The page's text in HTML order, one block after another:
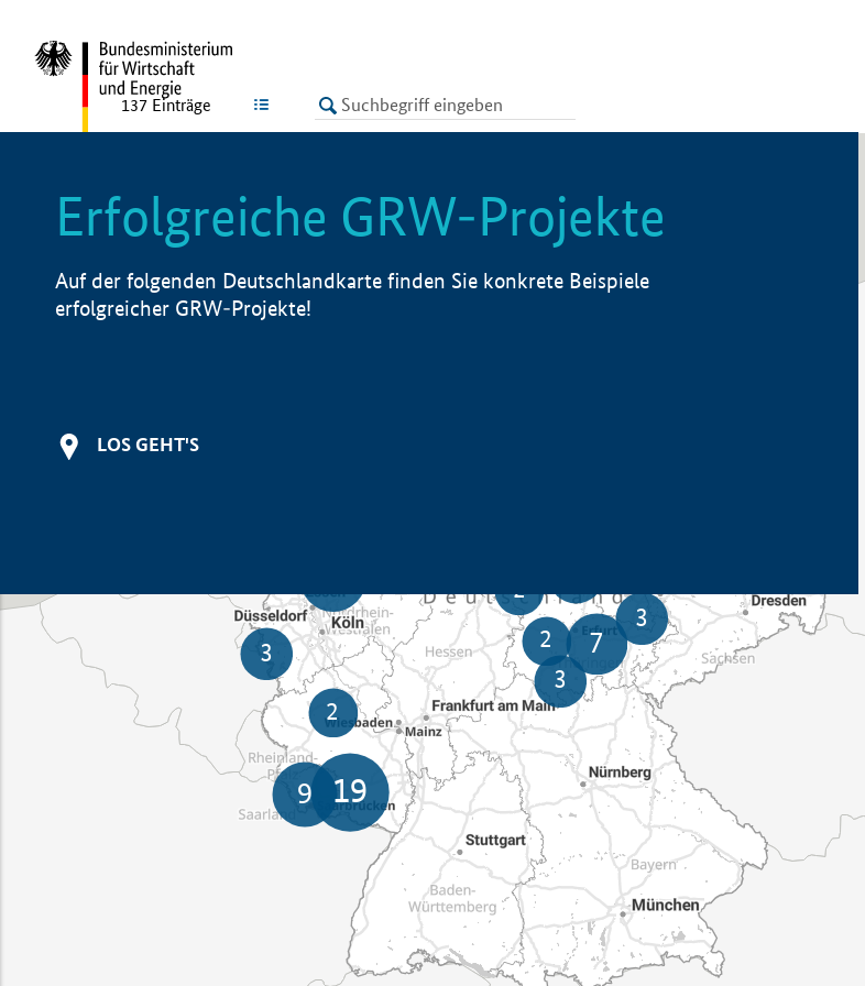
LISTE
137 Einträge
Erfolgreiche GRW-Projekte
Auf der folgenden Deutschlandkarte finden Sie konkrete Beispiele
erfolgreicher GRW-Projekte!
LOS GEHT'S